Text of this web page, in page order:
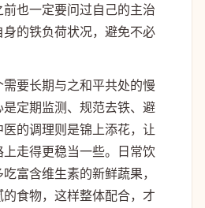
也一定要问过自己的主治
的铁负荷状况，避免不必
要长期与之和平共处的慢
定期监测、规范去铁、避
的调理则是锦上添花，让
走得更稳当一些。日常饮
富含维生素的新鲜蔬果，
食物，这样整体配合，才